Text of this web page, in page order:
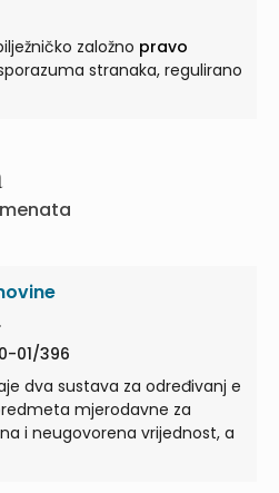
založno pravo
stranaka, regulirano
01/396
dva sustava za određivanj e
mjerodavne za
i neugovorena vrijednost, a